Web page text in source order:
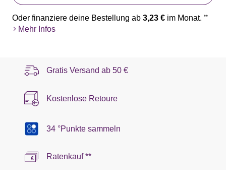
Oder finanziere deine Bestellung ab 3,23 € im Monat. **
Mehr Infos
Gratis Versand ab 50 €
Kostenlose Retoure
34 °Punkte sammeln
Ratenkauf **